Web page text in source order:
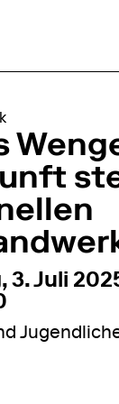
–
3. Juli